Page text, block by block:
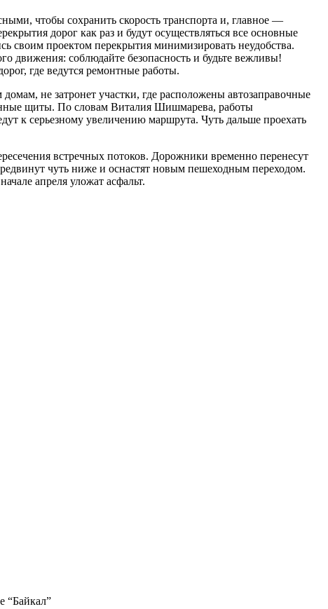
чтобы сохранить скорость транспорта и, главное —
дорог как раз и будут осуществляться все основные
своим проектом перекрытия минимизировать неудобства.
движения: соблюдайте безопасность и будьте вежливы!
где ведутся ремонтные работы.
не затронет участки, где расположены автозаправочные
щиты. По словам Виталия Шишмарева, работы
к серьезному увеличению маршрута. Чуть дальше проехать
встречных потоков. Дорожники временно перенесут
чуть ниже и оснастят новым пешеходным переходом.
апреля уложат асфальт.
“Байкал”